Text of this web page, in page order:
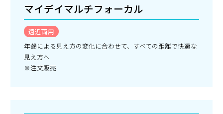
マイデイマルチフォーカル
遠近両用
年齢による見え方の変化に合わせて、すべての距離で快適な
見え方へ
※注文販売